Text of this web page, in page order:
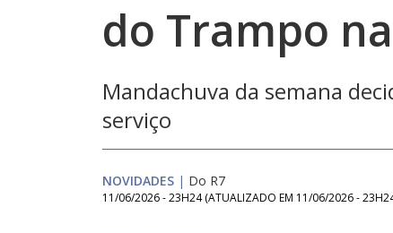
do Trampo
Mandachuva da semana
serviço
NOVIDADES | Do R7
11/06/2026 - 23H24 (ATUALIZADO EM 11/06/2026 -